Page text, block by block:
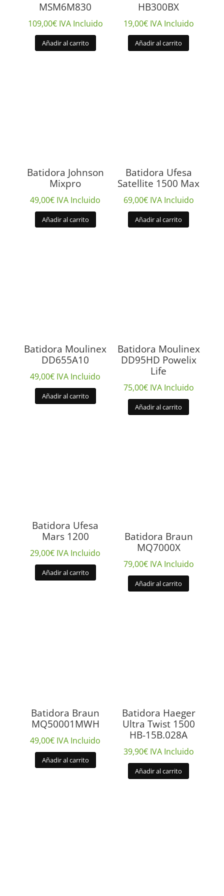
MSM6M830
109,00€ IVA Incluido
Añadir al carrito
HB300BX
19,00€ IVA Incluido
Añadir al carrito
Batidora Johnson
Mixpro
49,00€ IVA Incluido
Añadir al carrito
Batidora Ufesa
Satellite 1500 Max
69,00€ IVA Incluido
Añadir al carrito
Batidora Moulinex
DD655A10
49,00€ IVA Incluido
Añadir al carrito
Batidora Moulinex
DD95HD Powelix
Life
75,00€ IVA Incluido
Añadir al carrito
Batidora Ufesa
Mars 1200
29,00€ IVA Incluido
Añadir al carrito
Batidora Braun
MQ7000X
79,00€ IVA Incluido
Añadir al carrito
Batidora Braun
MQ50001MWH
49,00€ IVA Incluido
Añadir al carrito
Batidora Haeger
Ultra Twist 1500
HB-15B.028A
39,90€ IVA Incluido
Añadir al carrito